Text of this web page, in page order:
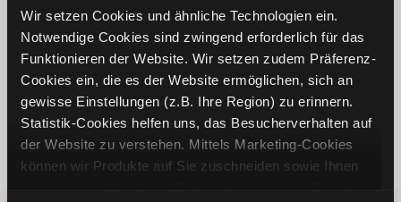
Wir setzen Cookies und ähnliche Technologien ein.
Notwendige Cookies sind zwingend erforderlich für das
Funktionieren der Website. Wir setzen zudem Präferenz-
Cookies ein, die es der Website ermöglichen, sich an
gewisse Einstellungen (z.B. Ihre Region) zu erinnern.
Statistik-Cookies helfen uns, das Besucherverhalten auf
der Website zu verstehen. Mittels Marketing-Cookies
können wir Produkte auf Sie zuschneiden sowie Ihnen
Weltweites Handeln